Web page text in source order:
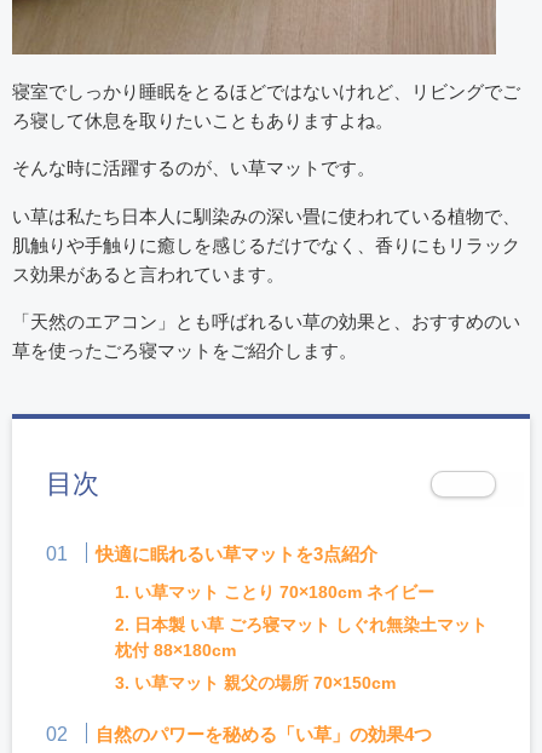
寝室でしっかり睡眠をとるほどではないけれど、リビングでご
ろ寝して休息を取りたいこともありますよね。
そんな時に活躍するのが、い草マットです。
い草は私たち日本人に馴染みの深い畳に使われている植物で、
肌触りや手触りに癒しを感じるだけでなく、香りにもリラック
ス効果があると言われています。
「天然のエアコン」とも呼ばれるい草の効果と、おすすめのい
草を使ったごろ寝マットをご紹介します。
目次
快適に眠れるい草マットを3点紹介
1. い草マット ことり 70×180cm ネイビー
2. 日本製 い草 ごろ寝マット しぐれ無染土マット
枕付 88×180cm
3. い草マット 親父の場所 70×150cm
自然のパワーを秘める「い草」の効果4つ